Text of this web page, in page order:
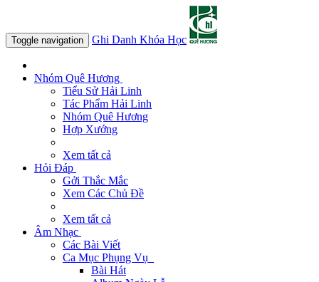
Toggle navigation Ghi Danh Khóa Học
Nhóm Quê Hương
Tiểu Sử Hải Linh
Tác Phẩm Hải Linh
Nhóm Quê Hương
Hợp Xướng
Xem tất cả
Hỏi Đáp
Gởi Thắc Mắc
Xem Các Chủ Đề
Xem tất cả
Âm Nhạc
Các Bài Viết
Ca Mục Phụng Vụ
Bài Hát